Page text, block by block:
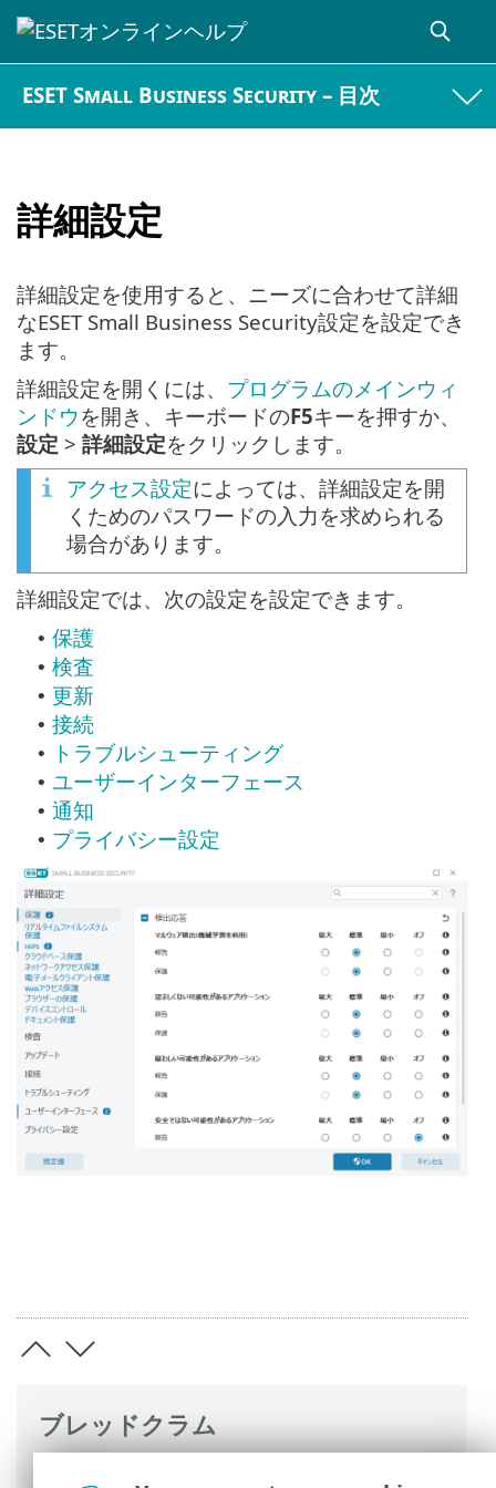
ESET Small Business Security – 目次
詳細設定
ブレッドクラム
詳細設定を使用すると、ニーズに合わせて詳細
なESET Small Business Security設定を設定でき
ます。
詳細設定を開くには、 プログラムのメインウィ
ンドウを開き、キーボードのF5キーを押すか、
設定 > 詳細設定をクリックします。
アクセス設定によっては、詳細設定を開
くためのパスワードの入力を求められる
場合があります。
詳細設定では、次の設定を設定できます。
• 保護
• 検査
• 更新
• 接続
• トラブルシューティング
• ユーザーインターフェース
• 通知
• プライバシー設定